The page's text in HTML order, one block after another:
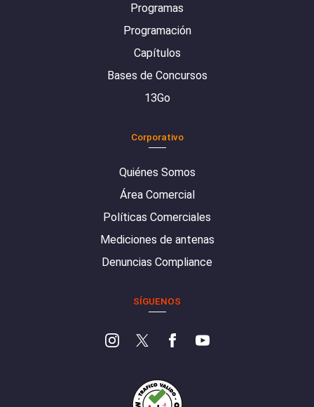
Programas
Programación
Capítulos
Bases de Concursos
13Go
Corporativo
Quiénes Somos
Área Comercial
Políticas Comerciales
Mediciones de antenas
Denuncias Compliance
SÍGUENOS